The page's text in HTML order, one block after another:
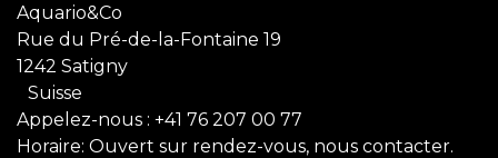
Aquario&Co
Rue du Pré-de-la-Fontaine 19
1242 Satigny
Suisse
Appelez-nous : +41 76 207 00 77
Horaire: Ouvert sur rendez-vous, nous contacter.